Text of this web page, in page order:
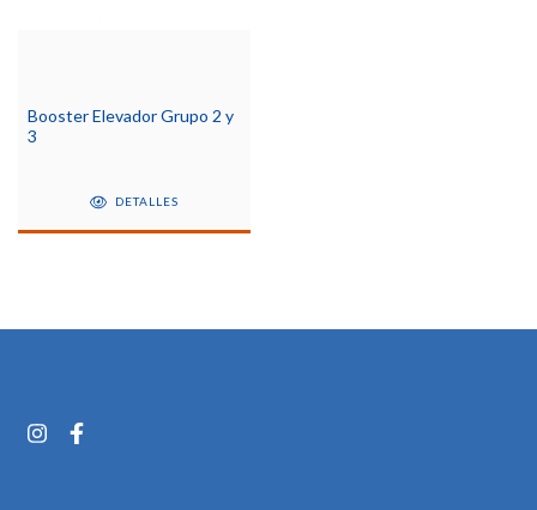
Booster Elevador Grupo 2 y
3
DETALLES